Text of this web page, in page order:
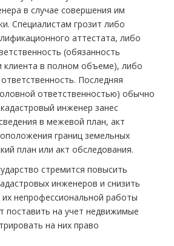
в случае совершения им
Специалистам грозит либо
аттестата, либо
(обязанность
клиента в полном объеме), либо
Последняя
ответственностью) обычно
инженер занес
в межевой план, акт
границ земельных
план или акт обследования.
стремится повысить
инженеров и снизить
их непрофессиональной работы
поставить на учет недвижимые
на них право